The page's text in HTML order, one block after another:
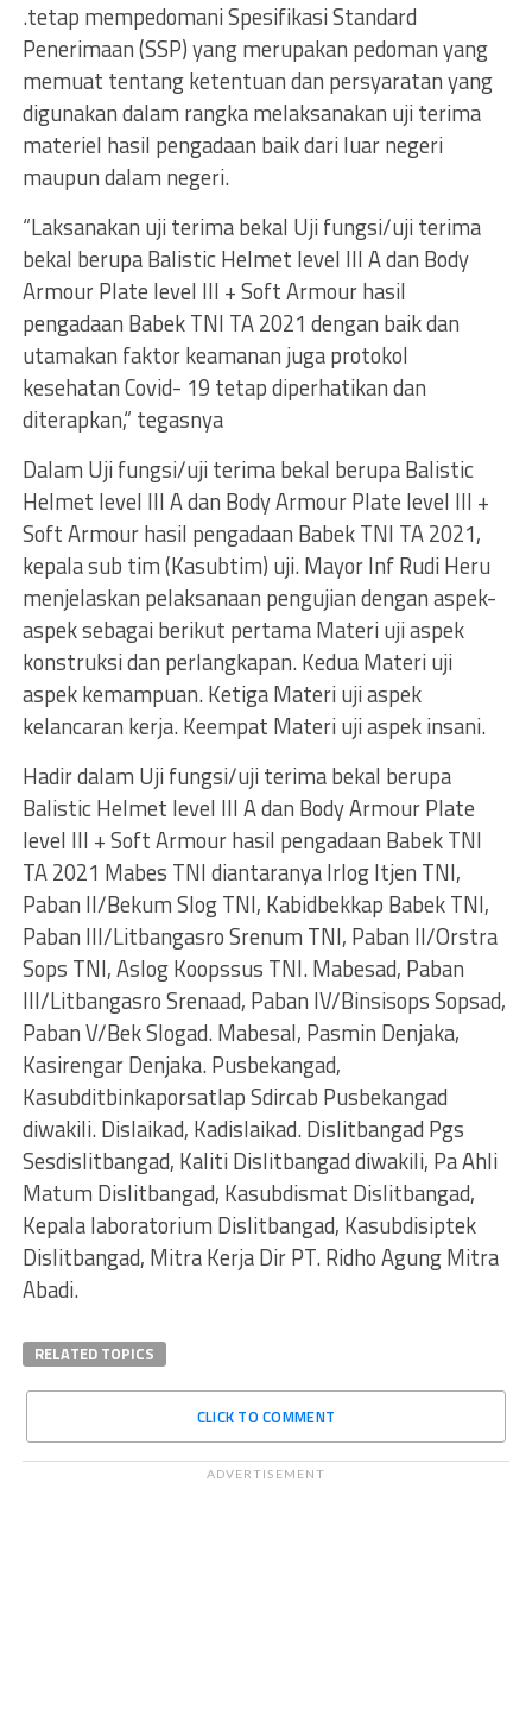
.tetap mempedomani Spesifikasi Standard
Penerimaan (SSP) yang merupakan pedoman yang
memuat tentang ketentuan dan persyaratan yang
digunakan dalam rangka melaksanakan uji terima
materiel hasil pengadaan baik dari luar negeri
maupun dalam negeri.
“Laksanakan uji terima bekal Uji fungsi/uji terima
bekal berupa Balistic Helmet level III A dan Body
Armour Plate level III + Soft Armour hasil
pengadaan Babek TNI TA 2021 dengan baik dan
utamakan faktor keamanan juga protokol
kesehatan Covid- 19 tetap diperhatikan dan
diterapkan,“ tegasnya
Dalam Uji fungsi/uji terima bekal berupa Balistic
Helmet level III A dan Body Armour Plate level III +
Soft Armour hasil pengadaan Babek TNI TA 2021,
kepala sub tim (Kasubtim) uji. Mayor Inf Rudi Heru
menjelaskan pelaksanaan pengujian dengan aspek-
aspek sebagai berikut pertama Materi uji aspek
konstruksi dan perlangkapan. Kedua Materi uji
aspek kemampuan. Ketiga Materi uji aspek
kelancaran kerja. Keempat Materi uji aspek insani.
Hadir dalam Uji fungsi/uji terima bekal berupa
Balistic Helmet level III A dan Body Armour Plate
level III + Soft Armour hasil pengadaan Babek TNI
TA 2021 Mabes TNI diantaranya Irlog Itjen TNI,
Paban II/Bekum Slog TNI, Kabidbekkap Babek TNI,
Paban III/Litbangasro Srenum TNI, Paban II/Orstra
Sops TNI, Aslog Koopssus TNI. Mabesad, Paban
III/Litbangasro Srenaad, Paban IV/Binsisops Sopsad,
Paban V/Bek Slogad. Mabesal, Pasmin Denjaka,
Kasirengar Denjaka. Pusbekangad,
Kasubditbinkaporsatlap Sdircab Pusbekangad
diwakili. Dislaikad, Kadislaikad. Dislitbangad Pgs
Sesdislitbangad, Kaliti Dislitbangad diwakili, Pa Ahli
Matum Dislitbangad, Kasubdismat Dislitbangad,
Kepala laboratorium Dislitbangad, Kasubdisiptek
Dislitbangad, Mitra Kerja Dir PT. Ridho Agung Mitra
Abadi.
RELATED TOPICS
CLICK TO COMMENT
ADVERTISEMENT